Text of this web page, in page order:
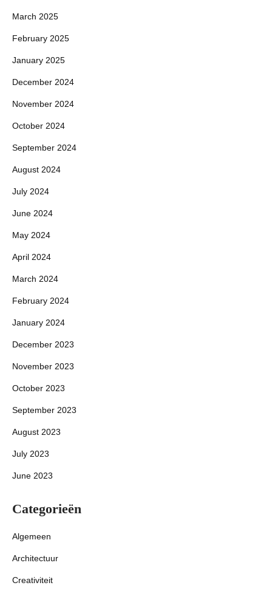
March 2025
February 2025
January 2025
December 2024
November 2024
October 2024
September 2024
August 2024
July 2024
June 2024
May 2024
April 2024
March 2024
February 2024
January 2024
December 2023
November 2023
October 2023
September 2023
August 2023
July 2023
June 2023
Categorieën
Algemeen
Architectuur
Creativiteit